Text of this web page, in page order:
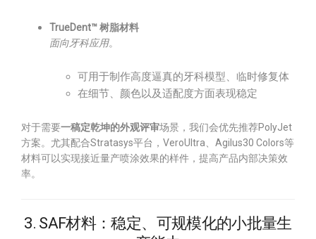
TrueDent™ 树脂材料
面向牙科应用。
可用于制作高度逼真的牙科模型、临时修复体
在细节、颜色以及适配度方面表现稳定
对于需要一稿定乾坤的外观评审场景，我们会优先推荐PolyJet
方案。尤其配合Stratasys平台，VeroUltra、Agilus30 Colors等
材料可以实现接近量产喷涂效果的样件，提高产品内部决策效
率。
3. SAF材料：稳定、可规模化的小批量生